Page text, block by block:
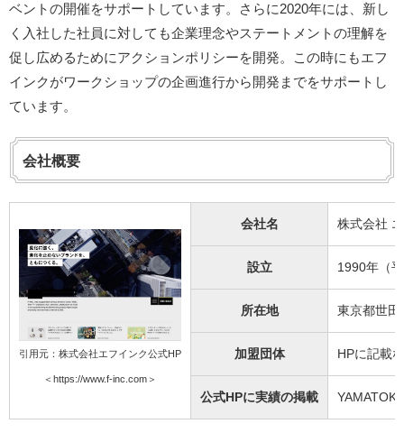
ベントの開催をサポートしています。さらに2020年には、新し
く入社した社員に対しても企業理念やステートメントの理解を
促し広めるためにアクションポリシーを開発。この時にもエフ
インクがワークショップの企画進行から開発までをサポートし
ています。
会社概要
引用元：株式会社エフインク公式HP
＜https://www.f-inc.com＞
会社名 株式会社
設立 1990年（
所在地 東京都世
加盟団体 HPに記載
公式HPに実績の掲載